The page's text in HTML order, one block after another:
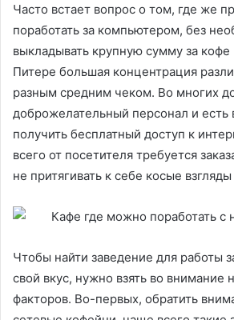
Часто встает вопрос о том, где же
поработать за компьютером, без
выкладывать крупную сумму за
Питере большая концентрация
разным средним чеком. Во многих
доброжелательный персонал и есть
получить бесплатный доступ к
всего от посетителя требуется
не притягивать к себе косые
Чтобы найти заведение для работы
свой вкус, нужно взять во внимание
факторов. Во-первых, обратить